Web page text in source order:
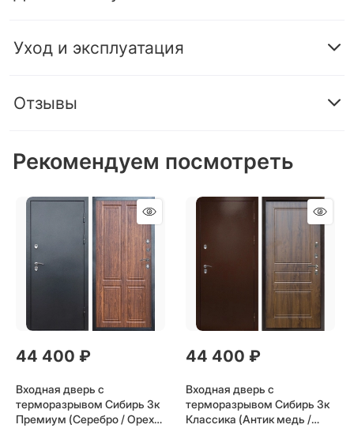
Уход и эксплуатация
Отзывы
Рекомендуем посмотреть
44 400 ₽
Входная дверь с
терморазрывом Сибирь 3к
Премиум (Серебро / Орех)
44 400 ₽
Входная дверь с
терморазрывом Сибирь 3к
Классика (Антик медь /